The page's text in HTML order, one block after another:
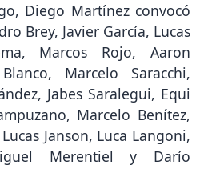
Diego Martínez convocó
Brey, Javier García, Lucas
Marcos Rojo, Aaron
Marcelo Saracchi,
Jabes Saralegui, Equi
Marcelo Benítez,
Janson, Luca Langoni,
Merentiel y Darío